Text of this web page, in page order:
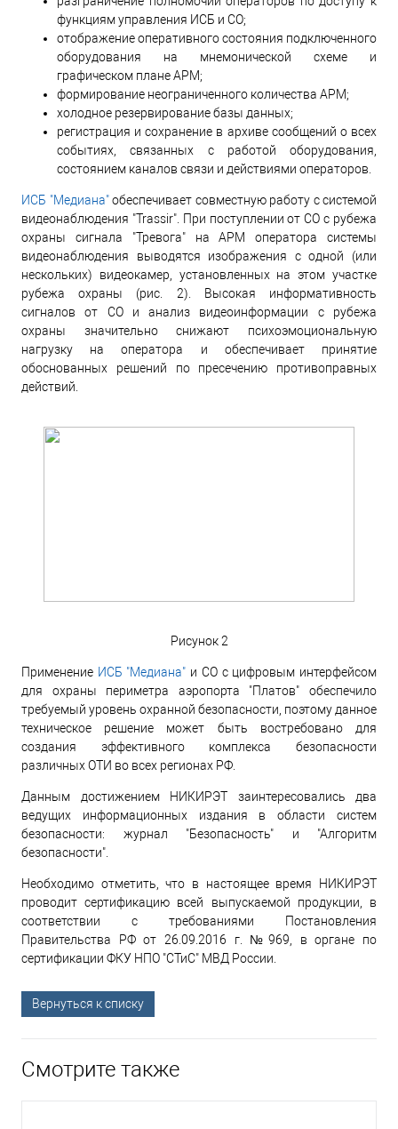
функциям управления ИСБ и СО;
отображение оперативного состояния подключенного
оборудования на мнемонической схеме и
графическом плане АРМ;
формирование неограниченного количества АРМ;
холодное резервирование базы данных;
регистрация и сохранение в архиве сообщений о всех
событиях, связанных с работой оборудования,
состоянием каналов связи и действиями операторов.
ИСБ "Медиана"обеспечивает совместную работу с системой
видеонаблюдения "Trassir". При поступлении от СО с рубежа
охраны сигнала "Тревога" на АРМ оператора системы
видеонаблюдения выводятся изображения с одной (или
нескольких) видеокамер, установленных на этом участке
рубежа охраны (рис. 2). Высокая информативность
сигналов от СО и анализ видеоинформации с рубежа
охраны значительно снижают психоэмоциональную
нагрузку на оператора и обеспечивает принятие
обоснованных решений по пресечению противоправных
действий.
Рисунок 2
Применение ИСБ "Медиана" и СО с цифровым интерфейсом
для охраны периметра аэропорта "Платов" обеспечило
требуемый уровень охранной безопасности, поэтому данное
техническое решение может быть востребовано для
создания эффективного комплекса безопасности
различных ОТИ во всех регионах РФ.
Данным достижением НИКИРЭТ заинтересовались два
ведущих информационных издания в области систем
безопасности: журнал "Безопасность" и "Алгоритм
безопасности".
Необходимо отметить, что в настоящее время НИКИРЭТ
проводит сертификацию всей выпускаемой продукции, в
соответствии с требованиями Постановления
Правительства РФ от 26.09.2016 г. №969, в органе по
сертификации ФКУ НПО "СТиС" МВД России.
Вернуться к списку
Смотрите также